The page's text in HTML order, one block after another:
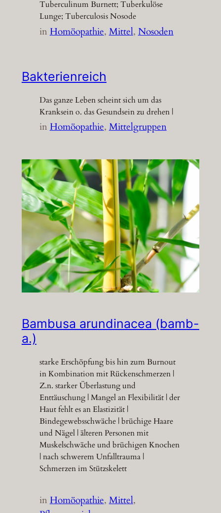
Tuberculinum Burnett; Tuberkulöse
Lunge; Tuberculosis Nosode
inHomöopathie, Mittel, Nosoden
Bakterienreich
Das ganze Leben scheint sich um das
Kranksein o. das Gesundsein zu drehen |
inHomöopathie, Mittelgruppen
Bambusa arundinacea (bamb-
a.)
starke Erschöpfung bis hin zum Burnout
in Kombination mit Rückenschmerzen |
Z.n. starker Überlastung und
Enttäuschung | Mangel an Flexibilität | der
Haut fehlt es an Elastizität |
Bindegewebsschwäche | brüchige Haare
und Nägel | älteren Personen mit
Muskelschwäche und brüchigen Knochen
| nach schwerem Unfalltrauma |
Schmerzen im Stützskelett
inHomöopathie, Mittel